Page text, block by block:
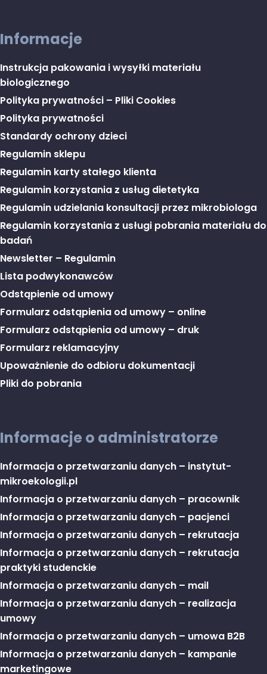
Informacje
Instrukcja pakowania i wysyłki materiału
biologicznego
Polityka prywatności – Pliki Cookies
Polityka prywatności
Standardy ochrony dzieci
Regulamin sklepu
Regulamin karty stałego klienta
Regulamin korzystania z usług dietetyka
Regulamin udzielania konsultacji przez mikrobiologa
Regulamin korzystania z usługi pobrania materiału do
badań
Newsletter – Regulamin
Lista podwykonawców
Odstąpienie od umowy
Formularz odstąpienia od umowy – online
Formularz odstąpienia od umowy – druk
Formularz reklamacyjny
Upoważnienie do odbioru dokumentacji
Pliki do pobrania
Informacje o administratorze
Informacja o przetwarzaniu danych – instytut-
mikroekologii.pl
Informacja o przetwarzaniu danych – pracownik
Informacja o przetwarzaniu danych – pacjenci
Informacja o przetwarzaniu danych – rekrutacja
Informacja o przetwarzaniu danych – rekrutacja
praktyki studenckie
Informacja o przetwarzaniu danych – mail
Informacja o przetwarzaniu danych – realizacja
umowy
Informacja o przetwarzaniu danych – umowa B2B
Informacja o przetwarzaniu danych – kampanie
marketingowe